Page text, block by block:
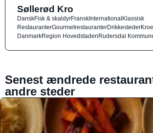
Søllerød Kro
DanskFisk & skaldyrFranskInternationalKlassisk
RestauranterGourmetrestauranterDrikkesteder
DanmarkRegion HovedstadenRudersdal
Senest ændrede
andre steder